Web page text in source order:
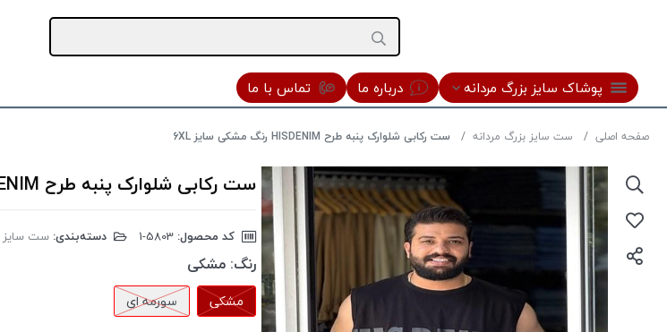
پوشاک سایز بزرگ مردانه درباره ما تماس با ما
صفحه اصلی ست سایز بزرگ مردانه ست رکابی شلوارک پنبه طرح HISDENIM رنگ مشکی سایز 6XL
ست رکابی شلوارک پنبه طرح HISDENIM رنگ مشکی سایز 6XL
کد محصول: دسته‌بندی: ست سایز
رنگ: مشکی
مشکی سورمه ای